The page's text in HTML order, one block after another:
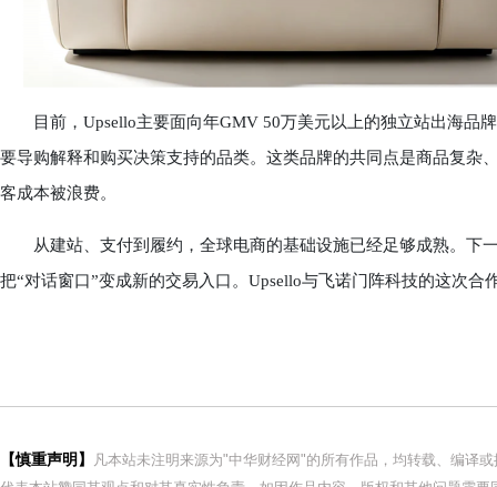
目前，Upsello主要面向年GMV 50万美元以上的独立站出海品
要导购解释和购买决策支持的品类。这类品牌的共同点是商品复杂
客成本被浪费。
从建站、支付到履约，全球电商的基础设施已经足够成熟。下
把“对话窗口”变成新的交易入口。Upsello与飞诺门阵科技的这次合
【慎重声明】
凡本站未注明来源为"中华财经网"的所有作品，均转载、编译